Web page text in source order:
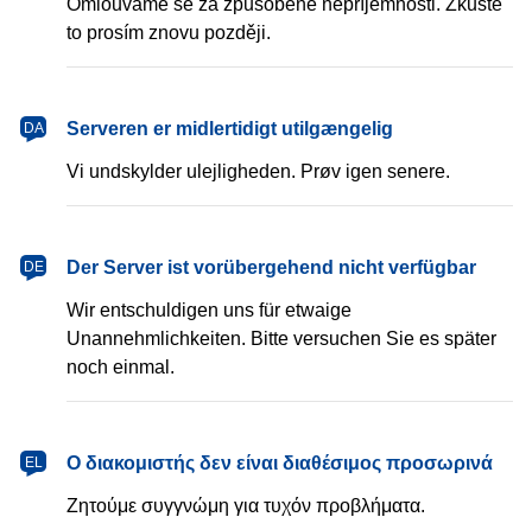
Omlouváme se za způsobené nepříjemnosti. Zkuste
to prosím znovu později.
DA Serveren er midlertidigt utilgængelig
Vi undskylder ulejligheden. Prøv igen senere.
DE Der Server ist vorübergehend nicht verfügbar
Wir entschuldigen uns für etwaige
Unannehmlichkeiten. Bitte versuchen Sie es später
noch einmal.
EL Ο διακομιστής δεν είναι διαθέσιμος προσωρινά
Ζητούμε συγγνώμη για τυχόν προβλήματα.